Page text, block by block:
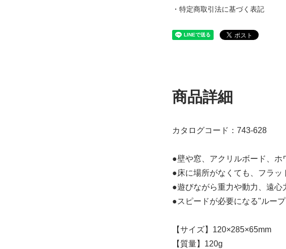
・特定商取引法に基づく表記
商品詳細
カタログコード：743-628
●壁や窓、アクリルボード、ホ
●床に場所がなくても、フラッ
●遊びながら重力や動力、遠心
●スピードが必要になる"ルー
【サイズ】120×285×65mm
【質量】120g